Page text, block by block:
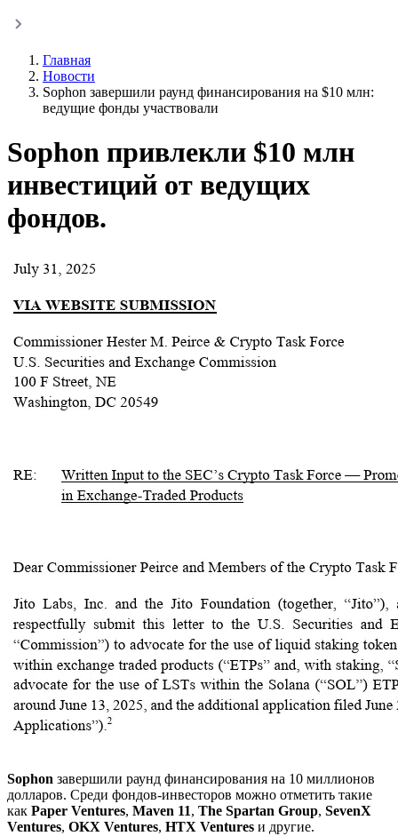
Главная
Новости
Sophon завершили раунд финансирования на $10 млн:
ведущие фонды участвовали
Sophon привлекли $10 млн
инвестиций от ведущих
фондов.
Sophon завершили раунд финансирования на 10 миллионов
долларов. Среди фондов-инвесторов можно отметить такие
как Paper Ventures, Maven 11, The Spartan Group, SevenX
Ventures, OKX Ventures, HTX Ventures и другие.